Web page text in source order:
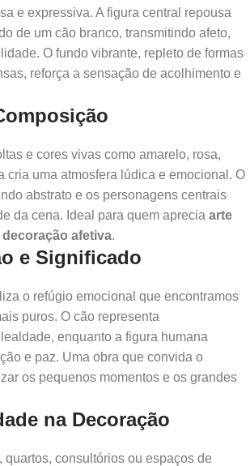
e expressiva. A figura central repousa
de um cão branco, transmitindo afeto,
O fundo vibrante, repleto de formas
reforça a sensação de acolhimento e
e cores vivas como amarelo, rosa,
cria uma atmosfera lúdica e emocional. O
abstrato e os personagens centrais
da cena. Ideal para quem aprecia arte
decoração afetiva.
e Significado
o refúgio emocional que encontramos
puros. O cão representa
enquanto a figura humana
e paz. Uma obra que convida o
os pequenos momentos e os grandes
na Decoração
quartos, consultórios ou espaços de